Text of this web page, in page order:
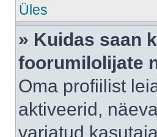
Üles
» Kuidas saan
foorumilolijate
Oma profiilist
aktiveerid,
varjatud